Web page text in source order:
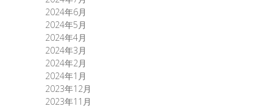
2024年6月
2024年5月
2024年4月
2024年3月
2024年2月
2024年1月
2023年12月
2023年11月